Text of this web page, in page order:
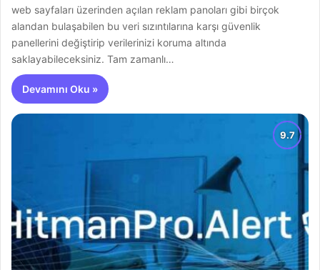
web sayfaları üzerinden açılan reklam panoları gibi birçok
alandan bulaşabilen bu veri sızıntılarına karşı güvenlik
panellerini değiştirip verilerinizi koruma altında
saklayabileceksiniz. Tam zamanlı…
Devamını Oku »